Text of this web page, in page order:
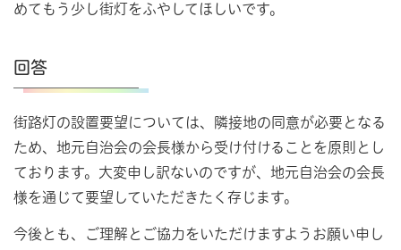
めてもう少し街灯をふやしてほしいです。
回答
街路灯の設置要望については、隣接地の同意が必要となる
ため、地元自治会の会長様から受け付けることを原則とし
ております。大変申し訳ないのですが、地元自治会の会長
様を通じて要望していただきたく存じます。
今後とも、ご理解とご協力をいただけますようお願い申し